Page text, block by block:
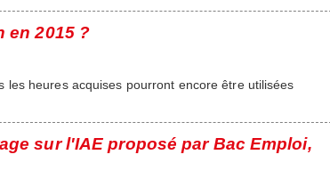
en 2015 ?
les heures acquises pourront encore être utilisées
sur l'IAE proposé par Bac Emploi,